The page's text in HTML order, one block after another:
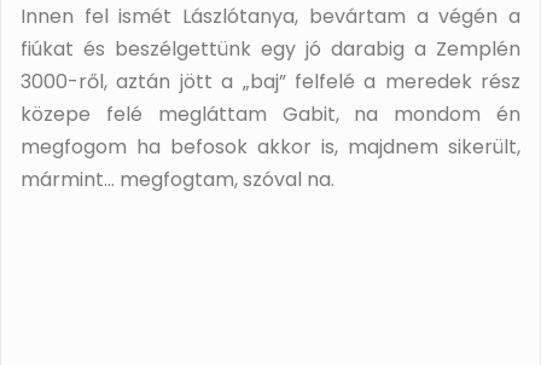
Innen fel ismét Lászlótanya, bevártam a végén a
fiúkat és beszélgettünk egy jó darabig a Zemplén
3000-ről, aztán jött a „baj” felfelé a meredek rész
közepe felé megláttam Gabit, na mondom én
megfogom ha befosok akkor is, majdnem sikerült,
mármint… megfogtam, szóval na.